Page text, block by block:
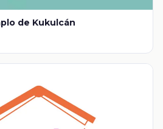
de Kukulcán